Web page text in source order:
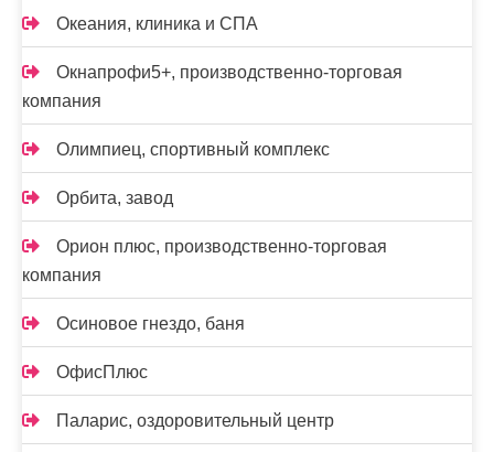
Океания, клиника и СПА
Окнапрофи5+, производственно-торговая
компания
Олимпиец, спортивный комплекс
Орбита, завод
Орион плюс, производственно-торговая
компания
Осиновое гнездо, баня
ОфисПлюс
Паларис, оздоровительный центр